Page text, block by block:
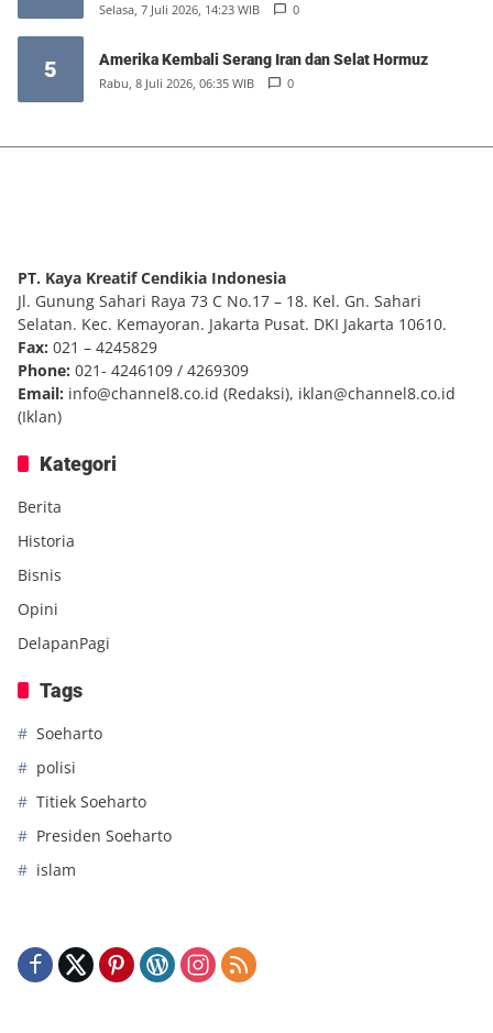
Selasa, 7 Juli 2026, 14:23 WIB 0
5 Amerika Kembali Serang Iran dan Selat Hormuz
Rabu, 8 Juli 2026, 06:35 WIB 0
PT. Kaya Kreatif Cendikia Indonesia
Jl. Gunung Sahari Raya 73 C No.17 – 18. Kel. Gn. Sahari
Selatan. Kec. Kemayoran. Jakarta Pusat. DKI Jakarta 10610.
Fax: 021 – 4245829
Phone: 021- 4246109 / 4269309
Email: info@channel8.co.id (Redaksi), iklan@channel8.co.id
(Iklan)
Kategori
Berita
Historia
Bisnis
Opini
DelapanPagi
Tags
Soeharto
polisi
Titiek Soeharto
Presiden Soeharto
islam